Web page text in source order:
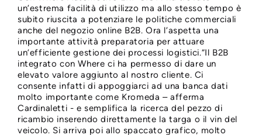
un’estrema facilità di utilizzo ma allo stesso tempo è
subito riuscita a potenziare le politiche commerciali
anche del negozio online B2B. Ora l’aspetta una
importante attività preparatoria per attuare
un’efficiente gestione dei processi logistici.“Il B2B
integrato con Where ci ha permesso di dare un
elevato valore aggiunto al nostro cliente. Ci
consente infatti di appoggiarci ad una banca dati
molto importante come Kromeda – afferma
Cardinaletti - e semplifica la ricerca del pezzo di
ricambio inserendo direttamente la targa o il vin del
veicolo. Si arriva poi allo spaccato grafico, molto